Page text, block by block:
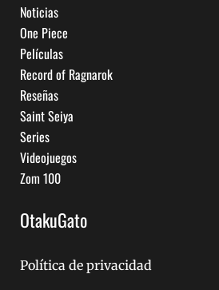
Noticias
One Piece
Películas
Record of Ragnarok
Reseñas
Saint Seiya
Series
Videojuegos
Zom 100
OtakuGato
Política de privacidad